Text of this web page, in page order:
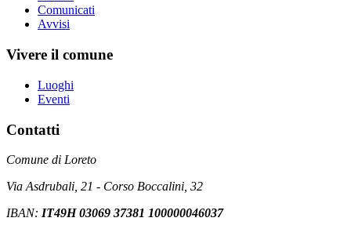
Comunicati
Avvisi
Vivere il comune
Luoghi
Eventi
Contatti
Comune di Loreto
Via Asdrubali, 21 - Corso Boccalini, 32
IBAN: IT49H 03069 37381 100000046037